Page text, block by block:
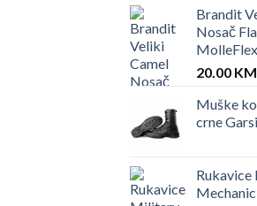
Brandit
Nosač
MolleFlex
20.00 KM
Muške
crne